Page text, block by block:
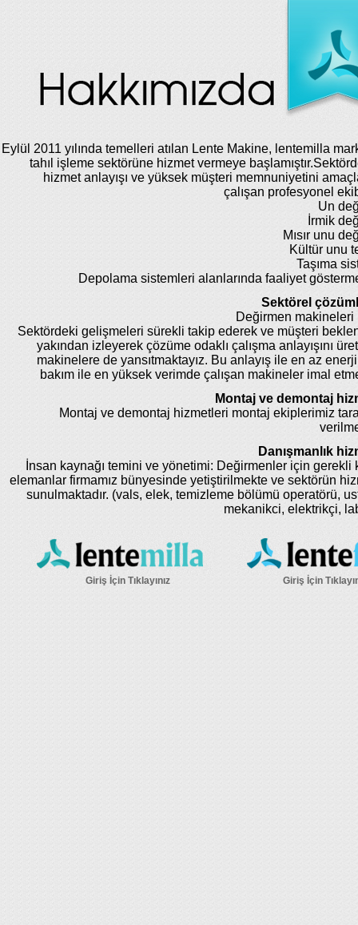
Eylül 2011 yılında temelleri atılan Lente Makine, lentemilla
tahıl işleme sektörüne hizmet vermeye
hizmet anlayışı ve yüksek müşteri memnuniyetini
çalışan profesyonel
Un
İrmik
Mısır unu
Kültür unu
Taşıma
Depolama sistemleri alanlarında faaliyet
Sektörel
Değirmen makineleri
Sektördeki gelişmeleri sürekli takip ederek ve müşteri
yakından izleyerek çözüme odaklı çalışma anlayışını
makinelere de yansıtmaktayız. Bu anlayış ile en az
bakım ile en yüksek verimde çalışan makineler imal
Montaj ve demontaj
Montaj ve demontaj hizmetleri montaj ekiplerimiz
Danışmanlık
İnsan kaynağı temini ve yönetimi: Değirmenler için gerekli
elemanlar firmamız bünyesinde yetiştirilmekte ve sektörün
sunulmaktadır. (vals, elek, temizleme bölümü operatörü,
mekanikci, elektrikçi,
Giriş İçin Tıklayınız Giriş İçin